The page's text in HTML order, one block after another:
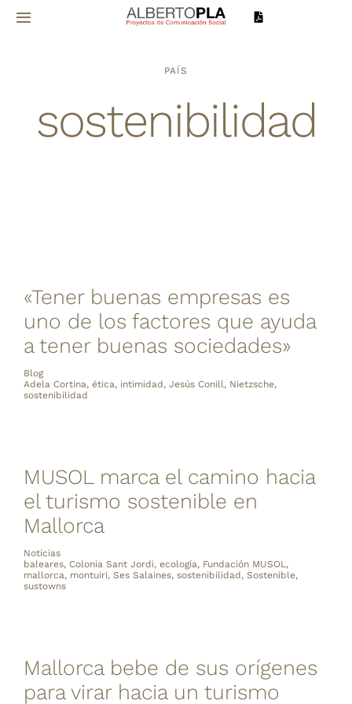
Saltar
Toggle
Inicio
Sobre mí
Contacto
PAÍS
sostenibilidad
«Tener buenas empresas es
uno de los factores que ayuda
a tener buenas sociedades»
Blog
Adela Cortina, ética, intimidad , Jesús Conill, Nietzsche,
sostenibilidad
MUSOL marca el camino hacia
el turismo sostenible en
Mallorca
Noticias
baleares, Colonia Sant Jordi, ecología, Fundación MUSOL,
mallorca, montuiri, Ses Salaines, sostenibilidad , Sostenible,
sustowns
Mallorca bebe de sus orígenes
para virar hacia un turismo